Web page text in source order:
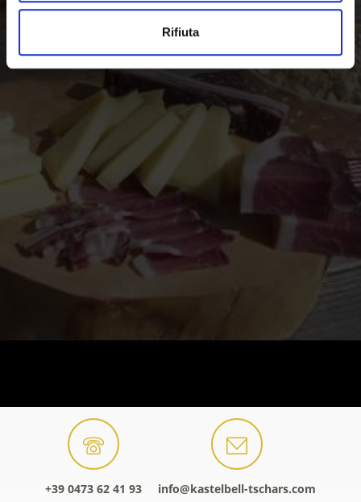
Rifiuta
intenditori del cibo genuino.
+39 0473 62 41 93 info@kastelbell-tschars.com